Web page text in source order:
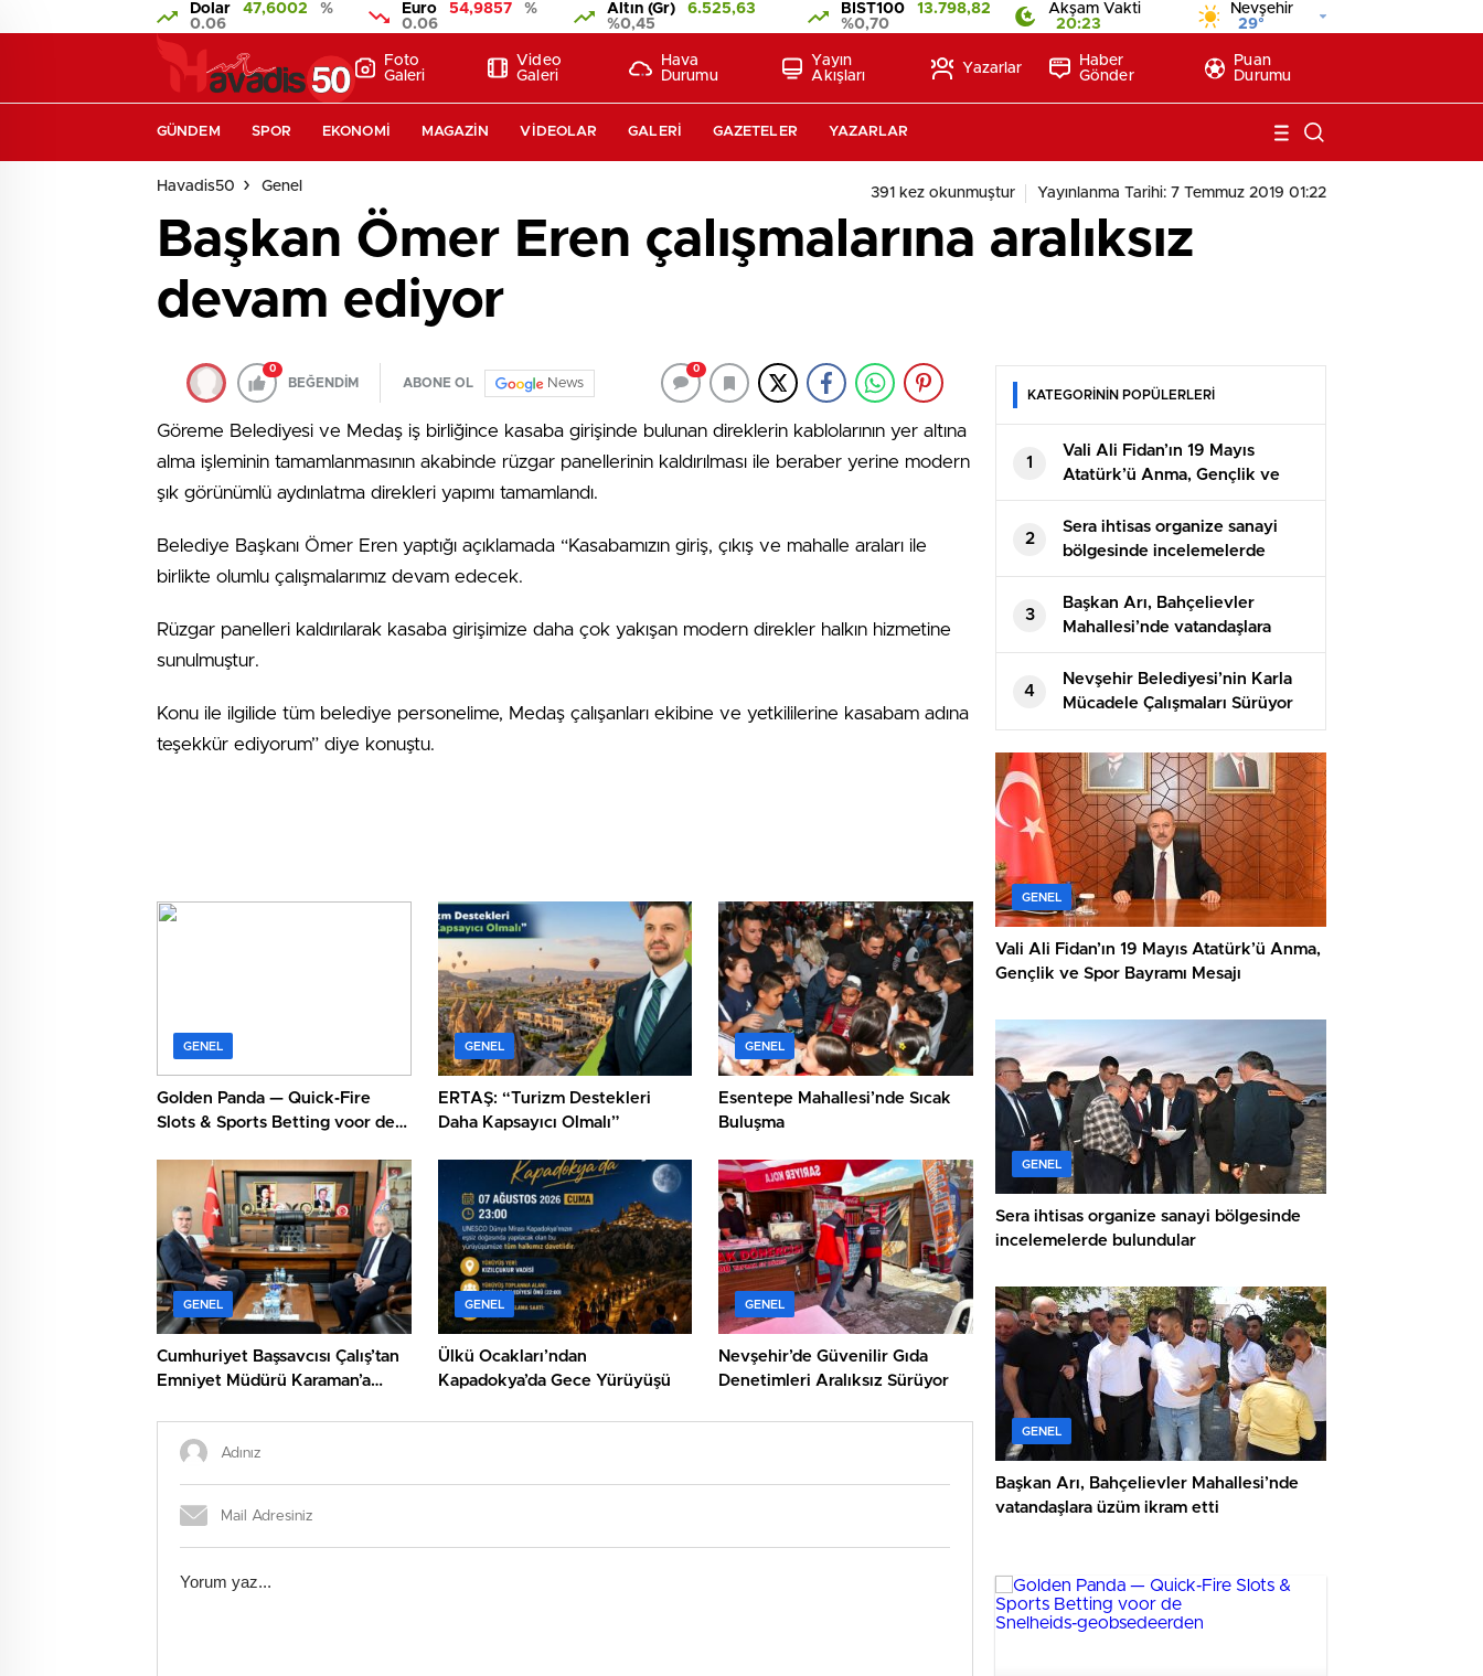
Dolar 47,6002
%
0.06
Euro 54,9857
%
0.06
Altın (Gr)
6.525,63
%0,45
BIST100
13.798,82
%0,70
Akşam Vakti
20:23
Nevşehir
29°
Foto
Galeri
Video
Galeri
Hava
Durumu
Yayın
Akışları
Yazarlar
Haber
Gönder
Puan
Durumu
GÜNDEM SPOR EKONOMI MAGAZIN VIDEOLAR GALERI GAZETELER YAZARLAR
Havadis50 Genel 391 kez okunmuştur Yayınlanma Tarihi: 7 Temmuz 2019 01:22
Başkan Ömer Eren çalışmalarına aralıksız
devam ediyor
0
BEĞENDİM ABONE OL News
0
Göreme Belediyesi ve Medaş iş birliğince kasaba girişinde bulunan direklerin kablolarının yer altına
alma işleminin tamamlanmasının akabinde rüzgar panellerinin kaldırılması ile beraber yerine modern
şık görünümlü aydınlatma direkleri yapımı tamamlandı.
Belediye Başkanı Ömer Eren yaptığı açıklamada “Kasabamızın giriş, çıkış ve mahalle araları ile
birlikte olumlu çalışmalarımız devam edecek.
Rüzgar panelleri kaldırılarak kasaba girişimize daha çok yakışan modern direkler halkın hizmetine
sunulmuştur.
Konu ile ilgilide tüm belediye personelime, Medaş çalışanları ekibine ve yetkililerine kasabam adına
teşekkür ediyorum” diye konuştu.
GENEL
Golden Panda — Quick‑Fire
Slots & Sports Betting voor de
GENEL
ERTAŞ: “Turizm Destekleri
Daha Kapsayıcı Olmalı”
GENEL
Esentepe Mahallesi’nde Sıcak
Buluşma
GENEL
Cumhuriyet Başsavcısı Çalış’tan
Emniyet Müdürü Karaman’a
GENEL
Ülkü Ocakları’ndan
Kapadokya’da Gece Yürüyüşü
GENEL
Nevşehir’de Güvenilir Gıda
Denetimleri Aralıksız Sürüyor
KATEGORİNİN POPÜLERLERİ
1
Vali Ali Fidan’ın 19 Mayıs
Atatürk’ü Anma, Gençlik ve
Spor Bayramı Mesajı
2
Sera ihtisas organize sanayi
bölgesinde incelemelerde
bulundular
3
Başkan Arı, Bahçelievler
Mahallesi’nde vatandaşlara
üzüm ikram etti
4
Nevşehir Belediyesi’nin Karla
Mücadele Çalışmaları Sürüyor
GENEL
Vali Ali Fidan’ın 19 Mayıs Atatürk’ü Anma,
Gençlik ve Spor Bayramı Mesajı
GENEL
Sera ihtisas organize sanayi bölgesinde
incelemelerde bulundular
GENEL
Başkan Arı, Bahçelievler Mahallesi’nde
vatandaşlara üzüm ikram etti